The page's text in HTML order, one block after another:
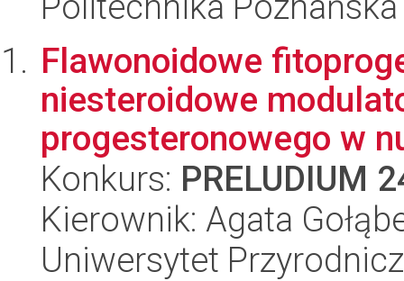
Flawonoidowe
niesteroidowe
progesteronowego w
Konkurs: PRELUDIUM
Kierownik: Agata
Uniwersytet